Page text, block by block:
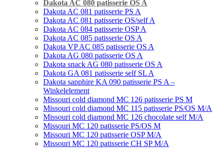
Dakota AС 080 patisserie OS A
Dakota AC 081 patisserie PS A
Dakota AC 081 patisserie OS/self A
Dakota AС 084 patisserie OSP A
Dakota AC 085 patisserie OS A
Dakota VP AC 085 patisserie OS A
Dakota AG 080 patisserie OS A
Dakota snack AG 080 patisserie OS A
Dakota GA 081 patisserie self SL A
Dakota sapphire KA 090 patisserie PS A –
Winkelelement
Missouri cold diamond MC 126 patisserie PS M
Missouri cold diamond MC 115 patisserie PS/OS M/A
Missouri cold diamond MC 126 chocolate self M/A
Missouri MC 120 patisserie PS/OS M
Missouri МC 120 patisserie OSP M/A
Missouri MC 120 patisserie СН SP M/A